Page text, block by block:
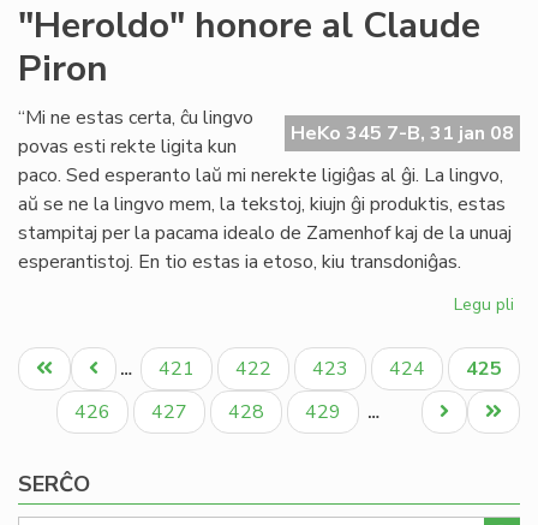
"Heroldo" honore al Claude
Piron
HeKo 345 7-B, 31 jan 08
“Mi ne estas certa, ĉu lingvo
povas esti rekte ligita kun
paco. Sed esperanto laŭ mi nerekte ligiĝas al ĝi. La lingvo,
aŭ se ne la lingvo mem, la tekstoj, kiujn ĝi produktis, estas
stampitaj per la pacama idealo de Zamenhof kaj de la unuaj
esperantistoj. En tio estas ia etoso, kiu transdoniĝas.
Legu pli
al
Pagination
Unua
paĝo
Antaŭa
paĝo
… Paĝo
421 Paĝo
422 Paĝo
423 Paĝo
424
Aktuala
paĝo
425
Paĝo
426 Paĝo
427 Paĝo
428 Paĝo
429 …
Last
page
Next
page
SERĈO